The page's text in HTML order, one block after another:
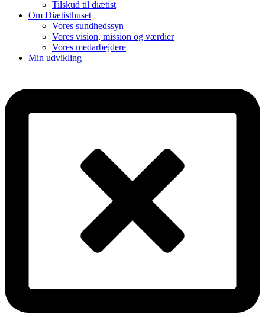
Tilskud til diætist
Om Diætisthuset
Vores sundhedssyn
Vores vision, mission og værdier
Vores medarbejdere
Min udvikling